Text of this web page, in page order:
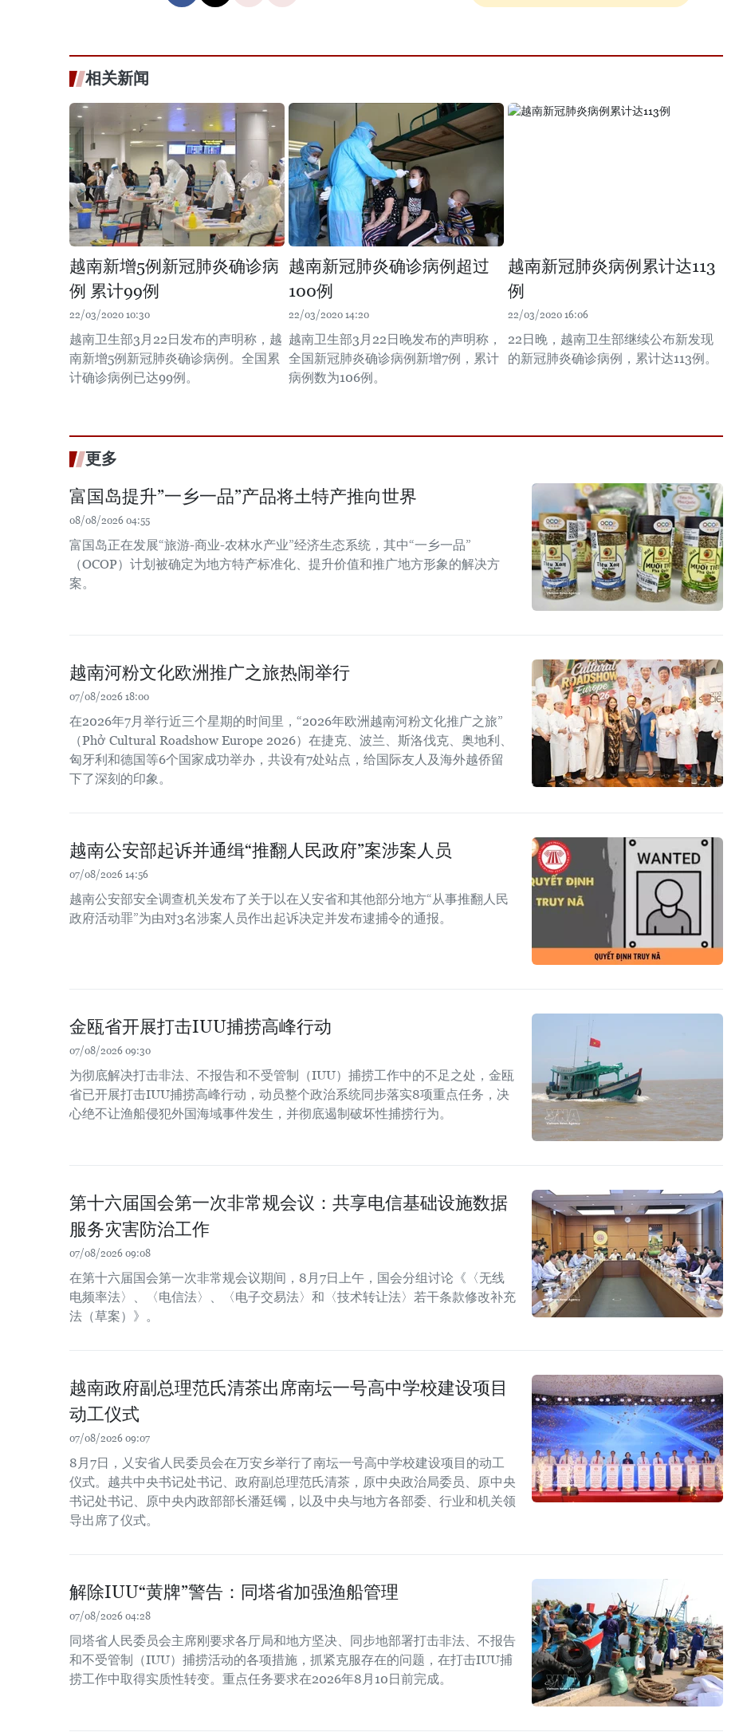
相关新闻
越南新增5例新冠肺炎确诊病
例 累计99例
22/03/2020 10:30
越南卫生部3月22日发布的声明称，越
南新增5例新冠肺炎确诊病例。全国累
计确诊病例已达99例。
越南新冠肺炎确诊病例超过
100例
22/03/2020 14:20
越南卫生部3月22日晚发布的声明称，
全国新冠肺炎确诊病例新增7例，累计
病例数为106例。
越南新冠肺炎病例累计达113
例
22/03/2020 16:06
22日晚，越南卫生部继续公布新发现
的新冠肺炎确诊病例，累计达113例。
更多
富国岛提升”一乡一品”产品将土特产推向世界
08/08/2026 04:55
富国岛正在发展“旅游-商业-农林水产业”经济生态系统，其中“一乡一品”
（OCOP）计划被确定为地方特产标准化、提升价值和推广地方形象的解决方
案。
越南河粉文化欧洲推广之旅热闹举行
07/08/2026 18:00
在2026年7月举行近三个星期的时间里，“2026年欧洲越南河粉文化推广之旅”
（Phở Cultural Roadshow Europe 2026）在捷克、波兰、斯洛伐克、奥地利、
匈牙利和德国等6个国家成功举办，共设有7处站点，给国际友人及海外越侨留
下了深刻的印象。
越南公安部起诉并通缉“推翻人民政府”案涉案人员
07/08/2026 14:56
越南公安部安全调查机关发布了关于以在乂安省和其他部分地方“从事推翻人民
政府活动罪”为由对3名涉案人员作出起诉决定并发布逮捕令的通报。
金瓯省开展打击IUU捕捞高峰行动
07/08/2026 09:30
为彻底解决打击非法、不报告和不受管制（IUU）捕捞工作中的不足之处，金瓯
省已开展打击IUU捕捞高峰行动，动员整个政治系统同步落实8项重点任务，决
心绝不让渔船侵犯外国海域事件发生，并彻底遏制破坏性捕捞行为。
第十六届国会第一次非常规会议：共享电信基础设施数据
服务灾害防治工作
07/08/2026 09:08
在第十六届国会第一次非常规会议期间，8月7日上午，国会分组讨论《〈无线
电频率法〉、〈电信法〉、〈电子交易法〉和〈技术转让法〉若干条款修改补充
法（草案）》。
越南政府副总理范氏清茶出席南坛一号高中学校建设项目
动工仪式
07/08/2026 09:07
8月7日，乂安省人民委员会在万安乡举行了南坛一号高中学校建设项目的动工
仪式。越共中央书记处书记、政府副总理范氏清茶，原中央政治局委员、原中央
书记处书记、原中央内政部部长潘廷镯，以及中央与地方各部委、行业和机关领
导出席了仪式。
解除IUU“黄牌”警告：同塔省加强渔船管理
07/08/2026 04:28
同塔省人民委员会主席刚要求各厅局和地方坚决、同步地部署打击非法、不报告
和不受管制（IUU）捕捞活动的各项措施，抓紧克服存在的问题，在打击IUU捕
捞工作中取得实质性转变。重点任务要求在2026年8月10日前完成。